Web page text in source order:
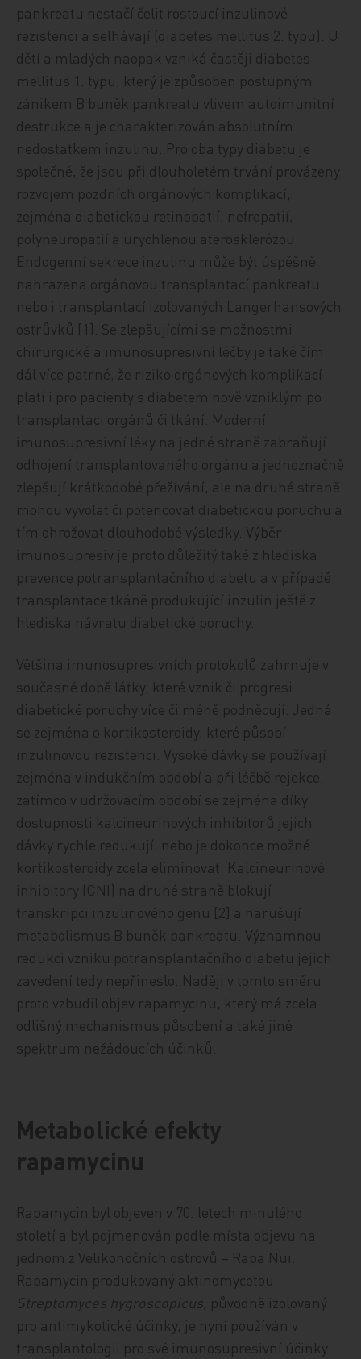
pankreatu nestačí čelit rostoucí inzulinové
rezistenci a selhávají (diabetes mellitus 2. typu). U
dětí a mladých naopak vzniká častěji diabetes
mellitus 1. typu, který je způsoben postupným
zánikem B buněk pankreatu vlivem autoimunitní
destrukce a je charakterizován absolutním
nedostatkem inzulinu. Pro oba typy diabetu je
společné, že jsou při dlouholetém trvání provázeny
rozvojem pozdních orgánových komplikací,
zejména diabetickou retinopatií, nefropatií,
polyneuropatií a urychlenou aterosklerózou.
Endogenní sekrece inzulinu může být úspěšně
nahrazena orgánovou transplantací pankreatu
nebo i transplantací izolovaných Langerhansových
ostrůvků [1]. Se zlepšujícími se možnostmi
chirurgické a imunosupresivní léčby je také čím
dál více patrné, že riziko orgánových komplikací
platí i pro pacienty s diabetem nově vzniklým po
transplantaci orgánů či tkání. Moderní
imunosupresivní léky na jedné straně zabraňují
odhojení transplantovaného orgánu a jednoznačně
zlepšují krátkodobé přežívání, ale na druhé straně
mohou vyvolat či potencovat diabetickou poruchu a
tím ohrožovat dlouhodobé výsledky. Výběr
imunosupresiv je proto důležitý také z hlediska
prevence potransplantačního diabetu a v případě
transplantace tkáně produkující inzulin ještě z
hlediska návratu diabetické poruchy.
Většina imunosupresivních protokolů zahrnuje v
současné době látky, které vznik či progresi
diabetické poruchy více či méně podněcují. Jedná
se zejména o kortikosteroidy, které působí
inzulinovou rezistenci. Vysoké dávky se používají
zejména v indukčním období a při léčbě rejekce,
zatímco v udržovacím období se zejména díky
dostupnosti kalcineurinových inhibitorů jejich
dávky rychle redukují, nebo je dokonce možné
kortikosteroidy zcela eliminovat. Kalcineurinové
inhibitory (CNI) na druhé straně blokují
transkripci inzulinového genu [2] a narušují
metabolismus B buněk pankreatu. Významnou
redukci vzniku potransplantačního diabetu jejich
zavedení tedy nepřineslo. Naději v tomto směru
proto vzbudil objev rapamycinu, který má zcela
odlišný mechanismus působení a také jiné
spektrum nežádoucích účinků.
Metabolické efekty
rapamycinu
Rapamycin byl objeven v 70. letech minulého
století a byl pojmenován podle místa objevu na
jednom z Velikonočních ostrovů – Rapa Nui.
Rapamycin produkovaný aktinomycetou
Streptomyces hygroscopicus, původně izolovaný
pro antimykotické účinky, je nyní používán v
transplantologii pro své imunosupresivní účinky.